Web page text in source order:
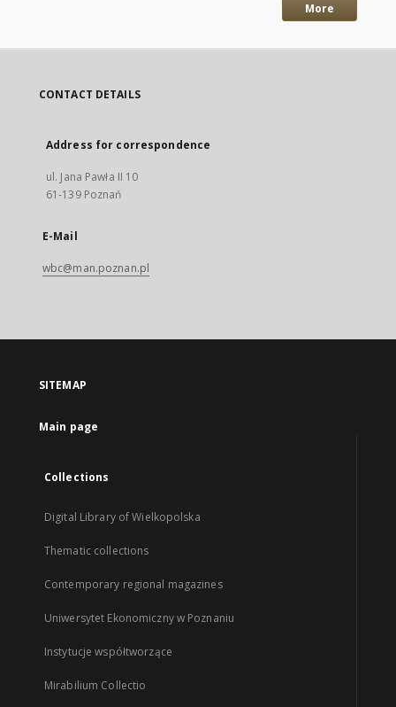
More
CONTACT DETAILS
Address for correspondence
ul. Jana Pawła II 10
61-139 Poznań
E-Mail
wbc@man.poznan.pl
SITEMAP
Main page
Collections
Digital Library of Wielkopolska
Thematic collections
Contemporary regional magazines
Uniwersytet Ekonomiczny w Poznaniu
Instytucje współtworzące
Mirabilium Collectio